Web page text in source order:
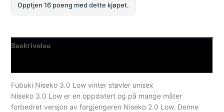
Opptjen 16 poeng med dette kjøpet.
Beskrivelse
Fubuki Niseko 3.0 Low vinter støvler unisex
Niseko 3.0 Low er en oppdatert og på mange måter
forbedret versjon av forgjengeren Niseko 2.0 Low. Denne